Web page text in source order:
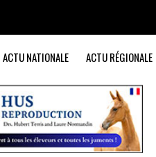
ACTU NATIONALE ACTU RÉGIONALE